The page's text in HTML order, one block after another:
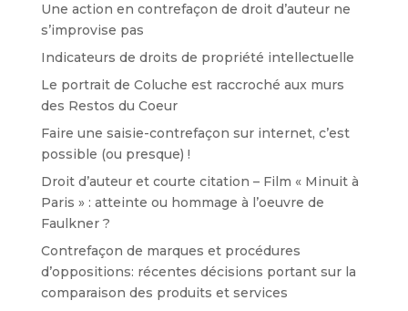
Une action en contrefaçon de droit d’auteur ne
s’improvise pas
Indicateurs de droits de propriété intellectuelle
Le portrait de Coluche est raccroché aux murs
des Restos du Coeur
Faire une saisie-contrefaçon sur internet, c’est
possible (ou presque) !
Droit d’auteur et courte citation – Film « Minuit à
Paris » : atteinte ou hommage à l’oeuvre de
Faulkner ?
Contrefaçon de marques et procédures
d’oppositions: récentes décisions portant sur la
comparaison des produits et services